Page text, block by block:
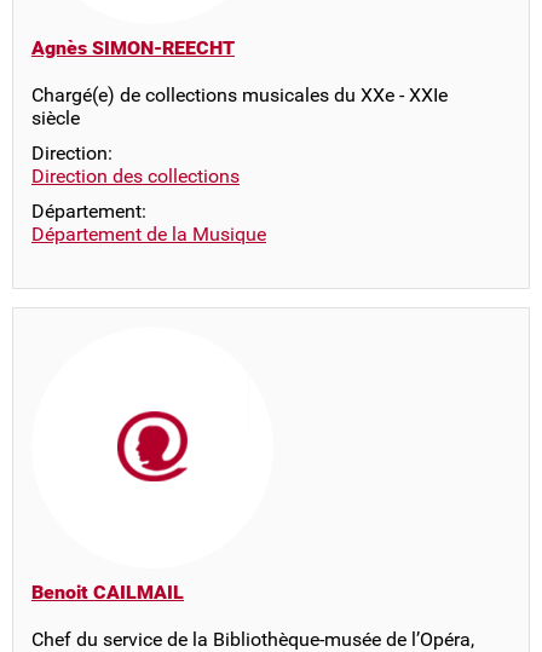
Agnès SIMON-REECHT
Chargé(e) de collections musicales du XXe - XXIe
siècle
Direction:
Direction des collections
Département:
Département de la Musique
Benoit CAILMAIL
Chef du service de la Bibliothèque-musée de l’Opéra,